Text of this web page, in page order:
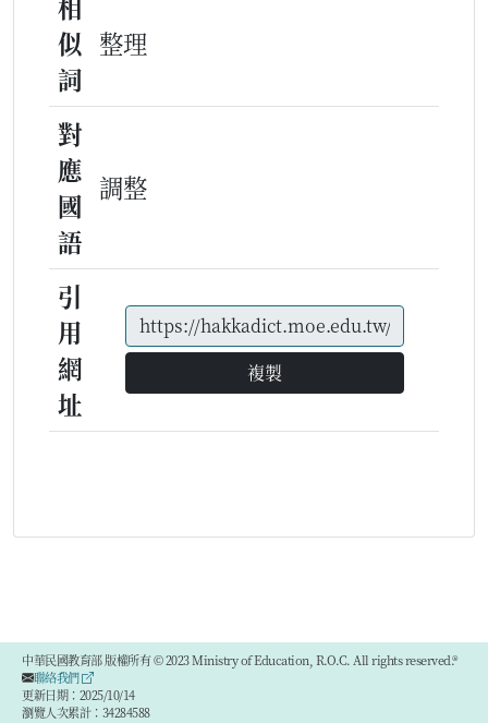
似
詞
整理
對
應
國
語
調整
引
用
網
址
複製
中華民國教育部 版權所有 © 2023 Ministry of Education, R.O.C. All rights reserved.®
聯絡我們
更新日期：2025/10/14
瀏覽人次累計：34284588